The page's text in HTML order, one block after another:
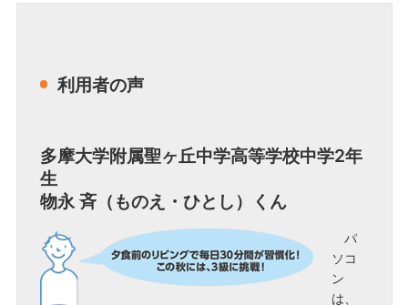
利用者の声
多摩大学附属聖ヶ丘中学高等学校中学2年
生
物永 斉（ものえ・ひとし）くん
パ
ソコ
ン
は、